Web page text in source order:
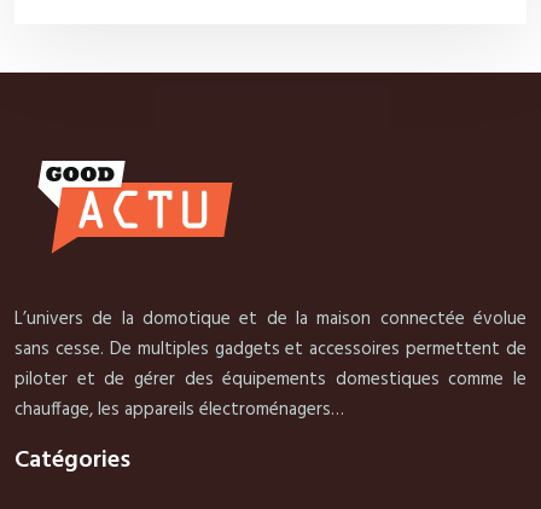
L’univers de la domotique et de la maison connectée évolue
sans cesse. De multiples gadgets et accessoires permettent de
piloter et de gérer des équipements domestiques comme le
chauffage, les appareils électroménagers…
Catégories